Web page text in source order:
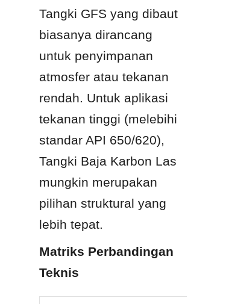
Tangki GFS yang dibaut
biasanya dirancang
untuk penyimpanan
atmosfer atau tekanan
rendah. Untuk aplikasi
tekanan tinggi (melebihi
standar API 650/620),
Tangki Baja Karbon Las
mungkin merupakan
pilihan struktural yang
lebih tepat.
Matriks Perbandingan
Teknis